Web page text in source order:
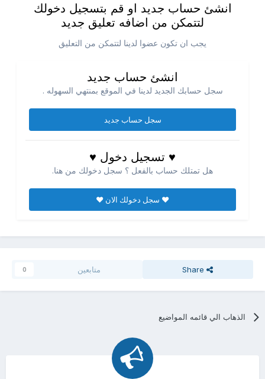
انشئ حساب جديد او قم بتسجيل دخولك
لتتمكن من اضافه تعليق جديد
يجب ان تكون عضوا لدينا لتتمكن من التعليق
انشئ حساب جديد
سجل حسابك الجديد لدينا في الموقع بمنتهي السهوله .
سجل حساب جديد
♥ تسجيل دخول ♥
هل تمتلك حساب بالفعل ؟ سجل دخولك من هنا.
♥ سجل دخولك الان ♥
Share متابعين 0
الذهاب الي قائمه المواضيع